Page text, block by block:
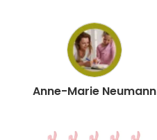
Anne-Marie Neumann